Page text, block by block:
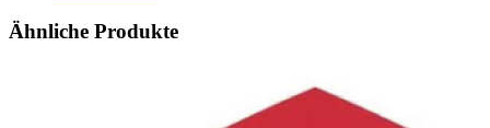
Ähnliche Produkte